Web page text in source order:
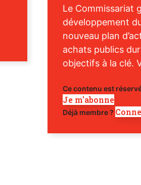
Le Commissariat
développement
nouveau plan
achats publics
objectifs à la clé.
Ce contenu est
Je m'abonne
Déjà membre ?